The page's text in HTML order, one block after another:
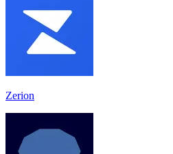
Zerion